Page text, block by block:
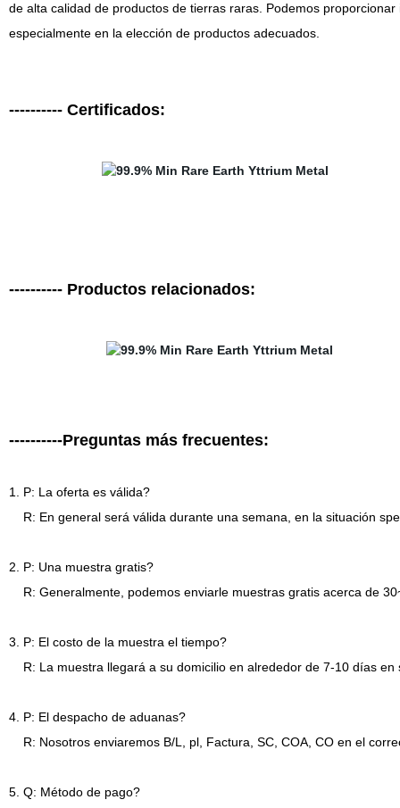
de alta calidad de productos de tierras raras. Podemos
especialmente en la elección de productos adecuados.
---------- Certificados:
---------- Productos relacionados:
----------Preguntas más frecuentes:
1. P: La oferta es válida?
R: En general será válida durante una semana, en la situación
2. P: Una muestra gratis?
R: Generalmente, podemos enviarle muestras gratis acerca de
3. P: El costo de la muestra el tiempo?
R: La muestra llegará a su domicilio en alrededor de 7-10 días
4. P: El despacho de aduanas?
R: Nosotros enviaremos B/L, pl, Factura, SC, COA, CO en el
5. Q: Método de pago?